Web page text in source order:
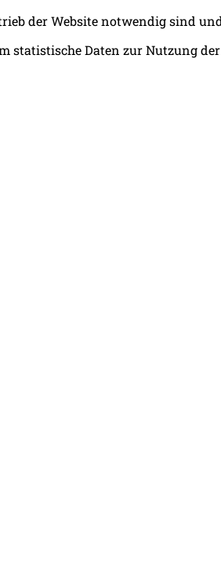
der Website notwendig sind
statistische Daten zur Nutzung